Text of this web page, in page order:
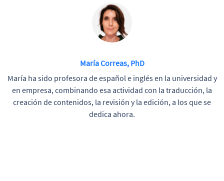
María Correas, PhD
María ha sido profesora de español e inglés en la universidad y
en empresa, combinando esa actividad con la traducción, la
creación de contenidos, la revisión y la edición, a los que se
dedica ahora.